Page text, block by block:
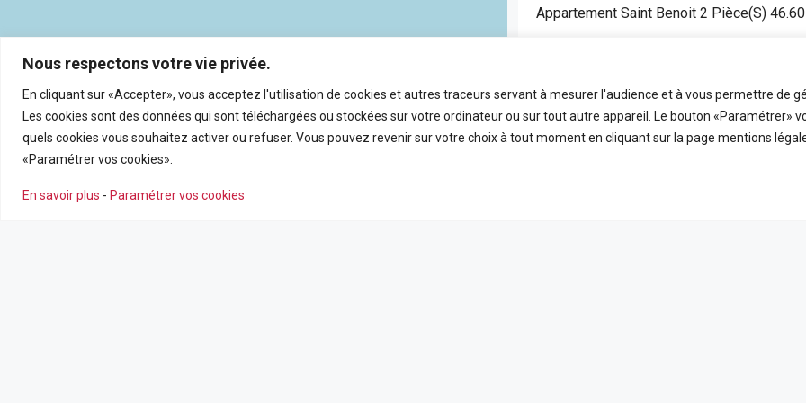
Nous respectons votre vie privée.
En cliquant sur «Accepter», vous acceptez l'utilisation de cookies et autres traceurs servant à mesurer l'audience et à vous permettre de
Les cookies sont des données qui sont téléchargées ou stockées sur votre ordinateur ou sur tout autre appareil. Le bouton «Paramétrer»
quels cookies vous souhaitez activer ou refuser. Vous pouvez revenir sur votre choix à tout moment en cliquant sur la page mentions
«Paramétrer vos cookies».
En savoir plus - Paramétrer vos cookies
Appartement Saint Benoit 2 Pièce(s)
2
Pièces
FDA7472
Référence
46.6
m2